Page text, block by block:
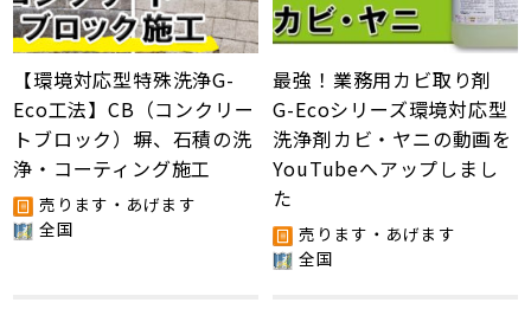
【環境対応型特殊洗浄G-
Eco工法】CB（コンクリー
トブロック）塀、石積の洗
浄・コーティング施工
売ります・あげます
全国
最強！業務用カビ取り剤
G-Ecoシリーズ環境対応型
洗浄剤カビ・ヤニの動画を
YouTubeへアップしまし
た
売ります・あげます
全国